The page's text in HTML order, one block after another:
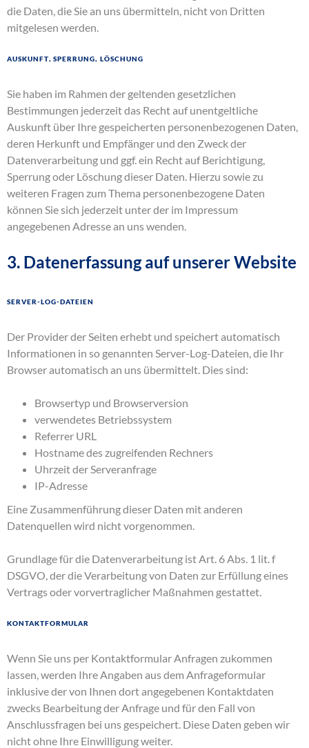
die Daten, die Sie an uns übermitteln, nicht von Dritten
mitgelesen werden.
Auskunft, Sperrung, Löschung
Sie haben im Rahmen der geltenden gesetzlichen
Bestimmungen jederzeit das Recht auf unentgeltliche
Auskunft über Ihre gespeicherten personenbezogenen Daten,
deren Herkunft und Empfänger und den Zweck der
Datenverarbeitung und ggf. ein Recht auf Berichtigung,
Sperrung oder Löschung dieser Daten. Hierzu sowie zu
weiteren Fragen zum Thema personenbezogene Daten
können Sie sich jederzeit unter der im Impressum
angegebenen Adresse an uns wenden.
3. Datenerfassung auf unserer Website
Server-Log-Dateien
Der Provider der Seiten erhebt und speichert automatisch
Informationen in so genannten Server-Log-Dateien, die Ihr
Browser automatisch an uns übermittelt. Dies sind:
Browsertyp und Browserversion
verwendetes Betriebssystem
Referrer URL
Hostname des zugreifenden Rechners
Uhrzeit der Serveranfrage
IP-Adresse
Eine Zusammenführung dieser Daten mit anderen
Datenquellen wird nicht vorgenommen.
Grundlage für die Datenverarbeitung ist Art. 6 Abs. 1 lit. f
DSGVO, der die Verarbeitung von Daten zur Erfüllung eines
Vertrags oder vorvertraglicher Maßnahmen gestattet.
Kontaktformular
Wenn Sie uns per Kontaktformular Anfragen zukommen
lassen, werden Ihre Angaben aus dem Anfrageformular
inklusive der von Ihnen dort angegebenen Kontaktdaten
zwecks Bearbeitung der Anfrage und für den Fall von
Anschlussfragen bei uns gespeichert. Diese Daten geben wir
nicht ohne Ihre Einwilligung weiter.